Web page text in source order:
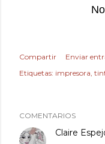
Compartir
Enviar
Etiquetas: impresora
COMENTARIOS
Claire